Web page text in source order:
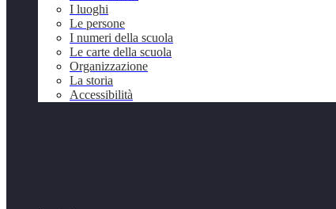
I luoghi
Le persone
I numeri della scuola
Le carte della scuola
Organizzazione
La storia
Accessibilità